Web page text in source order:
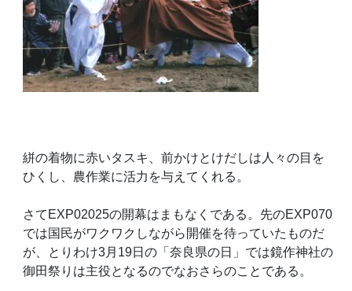
絣の着物に赤いタスキ、前かけとけだしは人々の目を
ひくし、農作業に活力を与えてくれる。
さて EXP02025の開幕はまもなくである。先のEXP070
では国民がワクワクしながら開催を待っていたものだ
が、とりわけ3月 19日の「奈良県の日」では鏡作神社の
御田祭りは主役となるのでなおさらのことである。